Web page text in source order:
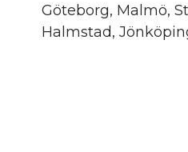
Göteborg, Malmö,
Halmstad,